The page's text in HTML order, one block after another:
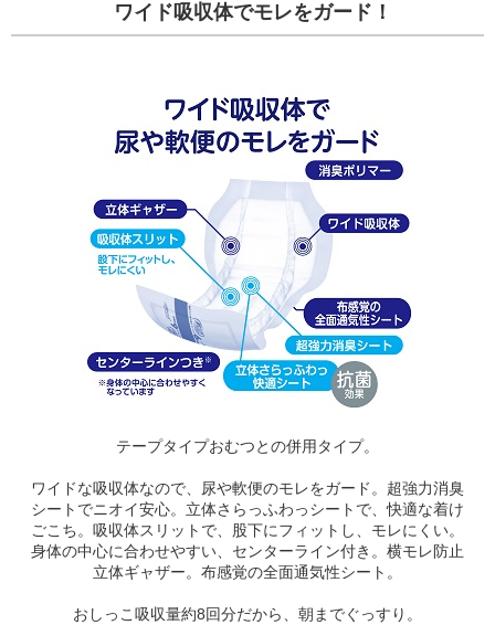
ワイド吸収体でモレをガード！
テープタイプおむつとの併用タイプ。
ワイドな吸収体なので、尿や軟便のモレをガード。超強力消臭
シートでニオイ安心。立体さらっふわっシートで、快適な着け
ごこち。吸収体スリットで、股下にフィットし、モレにくい。
身体の中心に合わせやすい、センターライン付き。横モレ防止
立体ギャザー。布感覚の全面通気性シート。
おしっこ吸収量約8回分だから、朝までぐっすり。